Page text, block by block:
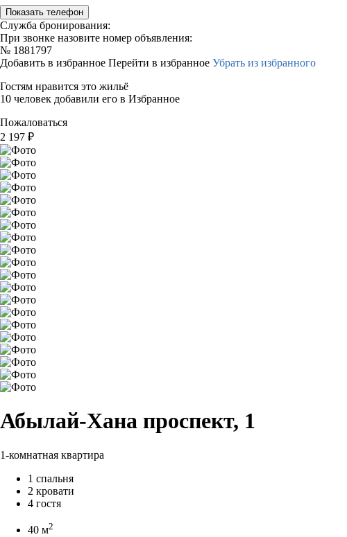
Показать телефон
Служба бронирования:
При звонке назовите номер объявления:
№ 1881797
Добавить в избранное Перейти в избранное Убрать из избранного
Гостям нравится это жильё
10 человек добавили его в Избранное
Пожаловаться
2 197 ₽
Абылай-Хана проспект, 1
1-комнатная квартира
1 спальня
2 кровати
4 гостя
40 м2